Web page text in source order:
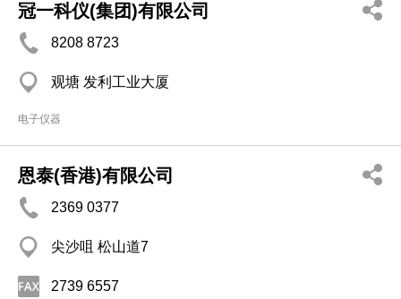
冠一科仪(集团)有限公司
8208 8723
观塘 发利工业大厦
电子仪器
恩泰(香港)有限公司
2369 0377
尖沙咀 松山道7
2739 6557